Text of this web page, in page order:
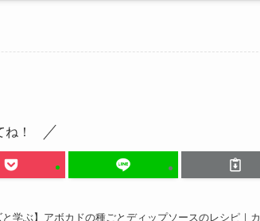
！
と学ぶ】アボカドの種ごとディップソースのレシピ｜カ